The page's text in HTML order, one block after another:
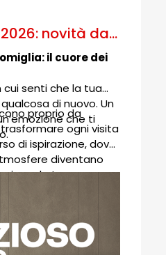
novità dal
e promozioni
Prezioso
il cuore dei
senti che la tua
di nuovo. Un
che ti
proprio da
ogni visita
di ispirazione, dove
diventano
la tua casa